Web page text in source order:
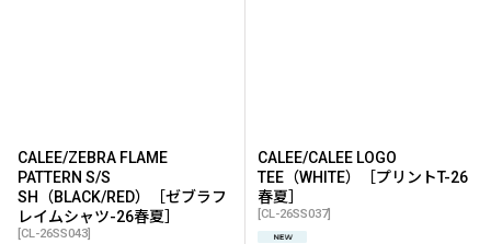
CALEE/ZEBRA FLAME
PATTERN S/S
SH（BLACK/RED）［ゼブラフ
レイムシャツ-26春夏］
[CL-26SS043]
CALEE/CALEE LOGO
TEE（WHITE）［プリントT-26
春夏］
[CL-26SS037]